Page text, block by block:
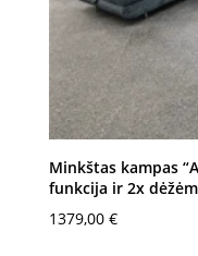
Minkštas kampas
funkcija ir 2x
1379,00 €